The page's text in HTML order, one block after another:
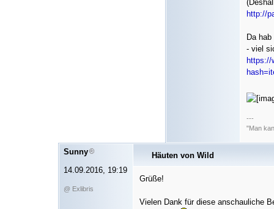
http://
Da
- viel
https://
---
"Man
Sunny
14.09.2016, 19:19
@ Exlibris
Häuten von Wild
Grüße!
Vielen Dank für diese anschauliche